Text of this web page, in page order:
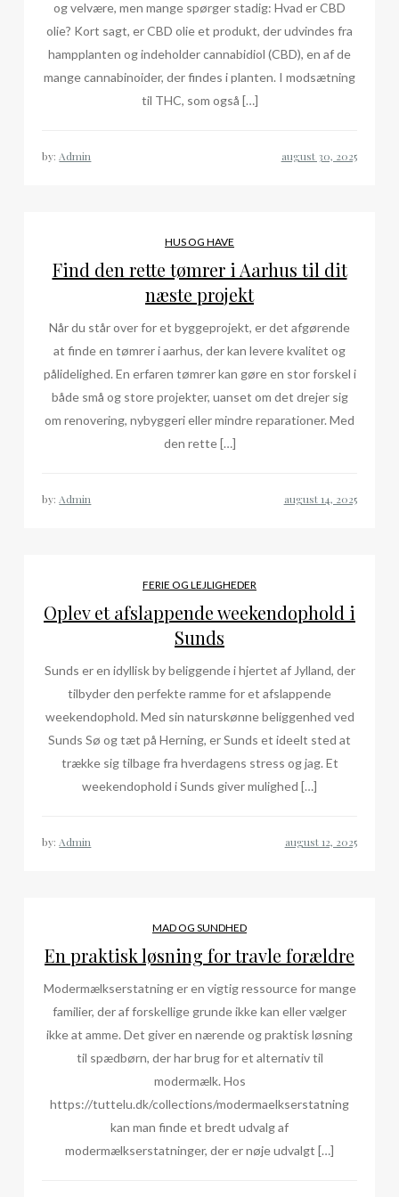
og velvære, men mange spørger stadig: Hvad er CBD
olie? Kort sagt, er CBD olie et produkt, der udvindes fra
hampplanten og indeholder cannabidiol (CBD), en af de
mange cannabinoider, der findes i planten. I modsætning
til THC, som også […]
by: Admin
HUS OG HAVE
Find den rette tømrer i Aarhus til dit
næste projekt
Når du står over for et byggeprojekt, er det afgørende
at finde en tømrer i aarhus, der kan levere kvalitet og
pålidelighed. En erfaren tømrer kan gøre en stor forskel i
både små og store projekter, uanset om det drejer sig
om renovering, nybyggeri eller mindre reparationer. Med
den rette […]
by: Admin
FERIE OG LEJLIGHEDER
Oplev et afslappende weekendophold i
Sunds
Sunds er en idyllisk by beliggende i hjertet af Jylland, der
tilbyder den perfekte ramme for et afslappende
weekendophold. Med sin naturskønne beliggenhed ved
Sunds Sø og tæt på Herning, er Sunds et ideelt sted at
trække sig tilbage fra hverdagens stress og jag. Et
weekendophold i Sunds giver mulighed […]
by: Admin
MAD OG SUNDHED
En praktisk løsning for travle forældre
Modermælkserstatning er en vigtig ressource for mange
familier, der af forskellige grunde ikke kan eller vælger
ikke at amme. Det giver en nærende og praktisk løsning
til spædbørn, der har brug for et alternativ til
modermælk. Hos
https://tuttelu.dk/collections/modermaelkserstatning
kan man finde et bredt udvalg af
modermælkserstatninger, der er nøje udvalgt […]